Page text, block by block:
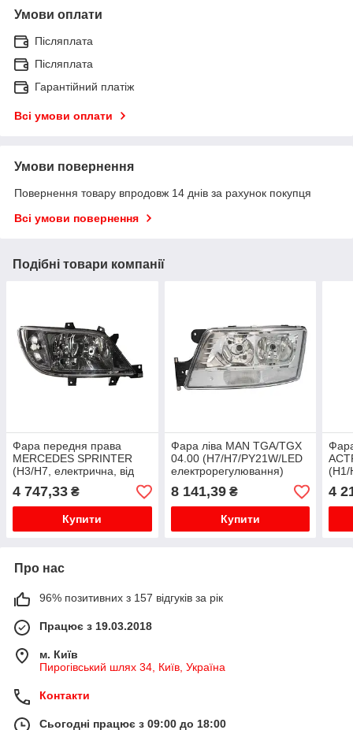
Умови оплати
Післяплата
Післяплата
Гарантійний платіж
Всі умови оплати
Умови повернення
Повернення товару впродовж 14 днів за рахунок покупця
Всі умови повернення
Подібні товари компанії
Фара передня права
MERCEDES SPRINTER
(H3/H7, електрична, від
08.02, колір вкладки:
хром) 04.00-12.02
4 747,33 ₴
Купити
Фара ліва MAN TGA/TGX
04.00 (H7/H7/PY21W/LED
електрорегулювання)
8 141,39₴
Купити
(H1/
4
Про нас
96% позитивних з 157 відгуків за рік
Працює з 19.03.2018
м. Київ
Пирогівський шлях 34, Київ, Україна
Контакти
Сьогодні працює з 09:00 до 18:00